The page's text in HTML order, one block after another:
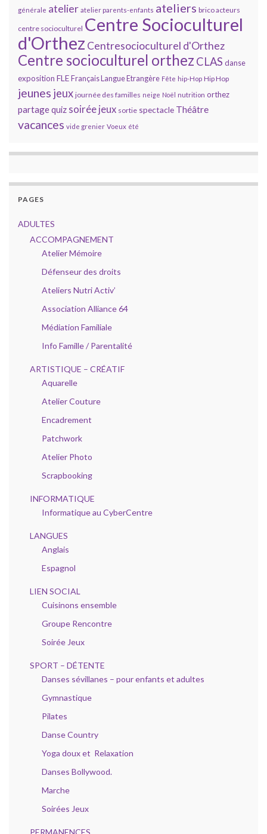
générale atelier atelier parents-enfants ateliers brico acteurs
centre socioculturel Centre Socioculturel
d'Orthez Centresocioculturel d'Orthez
Centre socioculturel orthez CLAS danse
exposition FLE Français Langue Etrangère Fête hip-Hop Hip Hop
jeunes jeux journée des familles neige Noël nutrition orthez
partagequiz soirée jeux sortie spectacle Théâtre
vacances vide grenier Voeux été
PAGES
ADULTES
ACCOMPAGNEMENT
Atelier Mémoire
Défenseur des droits
Ateliers Nutri Activ’
Association Alliance 64
Médiation Familiale
Info Famille / Parentalité
ARTISTIQUE – CRÉATIF
Aquarelle
Atelier Couture
Encadrement
Patchwork
Atelier Photo
Scrapbooking
INFORMATIQUE
Informatique au CyberCentre
LANGUES
Anglais
Espagnol
LIEN SOCIAL
Cuisinons ensemble
Groupe Rencontre
Soirée Jeux
SPORT – DÉTENTE
Danses sévillanes – pour enfants et adultes
Gymnastique
Pilates
Danse Country
Yoga doux et Relaxation
Danses Bollywood.
Marche
Soirées Jeux